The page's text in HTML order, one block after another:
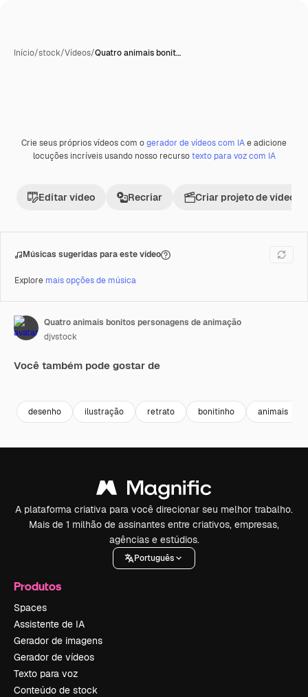
Início/stock/Vídeos/Quatro animais bonit…
Premium
Crie seus próprios vídeos com ogerador de vídeos com IAe adicione
locuções incríveis usando nosso recursotexto para voz com IA
Editar vídeo Recriar Criar projeto de vídeo
Músicas sugeridas para este vídeo
Explore mais opções de música
Quatro animais bonitos personagens de animação
djvstock
Você também pode gostar de
desenho ilustração retrato bonitinho animais
A plataforma criativa para você direcionar seu melhor trabalho.
Mais de 1 milhão de assinantes entre criativos, empresas,
agências e estúdios.
Português
Produtos
Spaces
Assistente de IA
Gerador de imagens
Gerador de vídeos
Texto para voz
Conteúdo de stock